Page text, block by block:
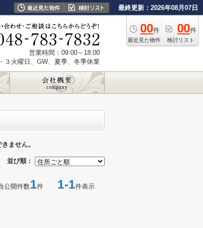
最終更新：2026年08月07日
00件
最近見た物件
00件
検討リスト
営業時間：09:00～18:00
３火曜日、GW、夏季、冬季休業
ません。
並び順：
公開件数1件 1-1件表示